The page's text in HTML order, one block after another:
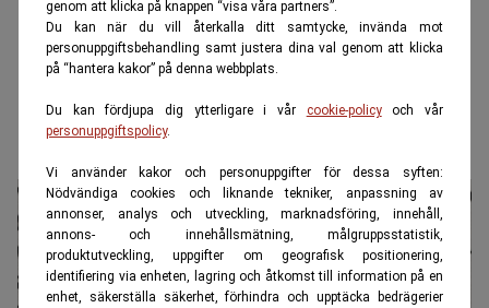
genom att klicka på knappen “visa våra partners”.
Du kan när du vill återkalla ditt samtycke, invända mot
personuppgiftsbehandling samt justera dina val genom att klicka
på “hantera kakor” på denna webbplats.
Du kan fördjupa dig ytterligare i vår cookie-policyoch vår
personuppgiftspolicy.
Vi använder kakor och personuppgifter för dessa syften:
Nödvändiga cookies och liknande tekniker, anpassning av
annonser, analys och utveckling, marknadsföring, innehåll,
annons- och innehållsmätning, målgruppsstatistik,
produktutveckling, uppgifter om geografisk positionering,
identifiering via enheten, lagring och åtkomst till information på en
enhet, säkerställa säkerhet, förhindra och upptäcka bedrägerier